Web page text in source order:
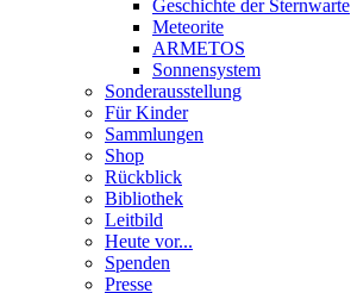
Geschichte der Sternwarte
Meteorite
ARMETOS
Sonnensystem
Sonderausstellung
Für Kinder
Sammlungen
Shop
Rückblick
Bibliothek
Leitbild
Heute vor...
Spenden
Presse